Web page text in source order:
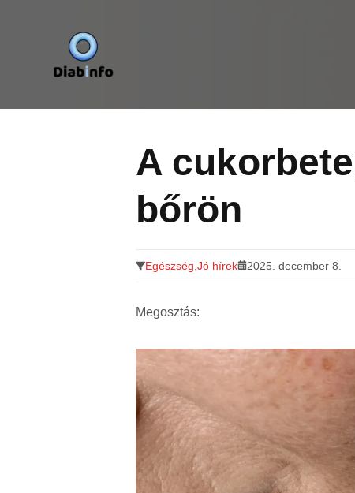
Tovább
A
bőrön
Egészség Jó hírek 2025. december 8.
Megosztás: